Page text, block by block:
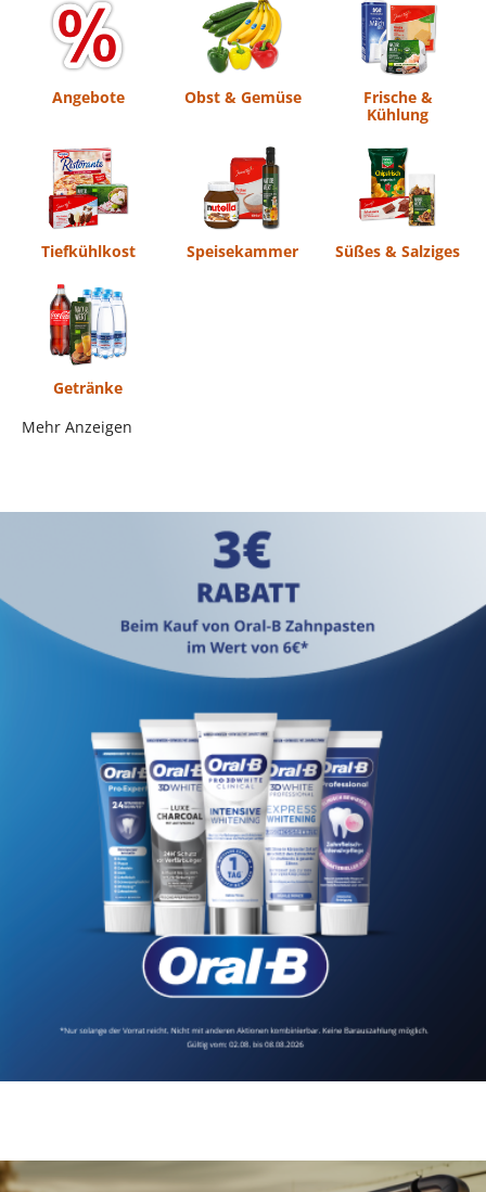
Angebote Obst & Gemüse
Frische &
Kühlung
Tiefkühlkost Speisekammer Süßes & Salziges
Getränke
Mehr Anzeigen